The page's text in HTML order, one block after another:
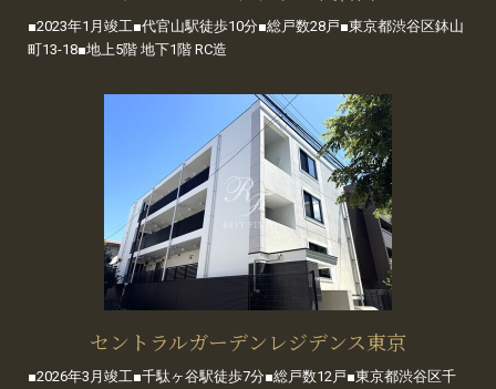
■2023年1月竣工■代官山駅徒歩10分■総戸数28戸■東京都渋谷区鉢山
町13-18■地上5階 地下1階 RC造
セントラルガーデンレジデンス東京
■2026年3月竣工■千駄ヶ谷駅徒歩7分■総戸数12戸■東京都渋谷区千